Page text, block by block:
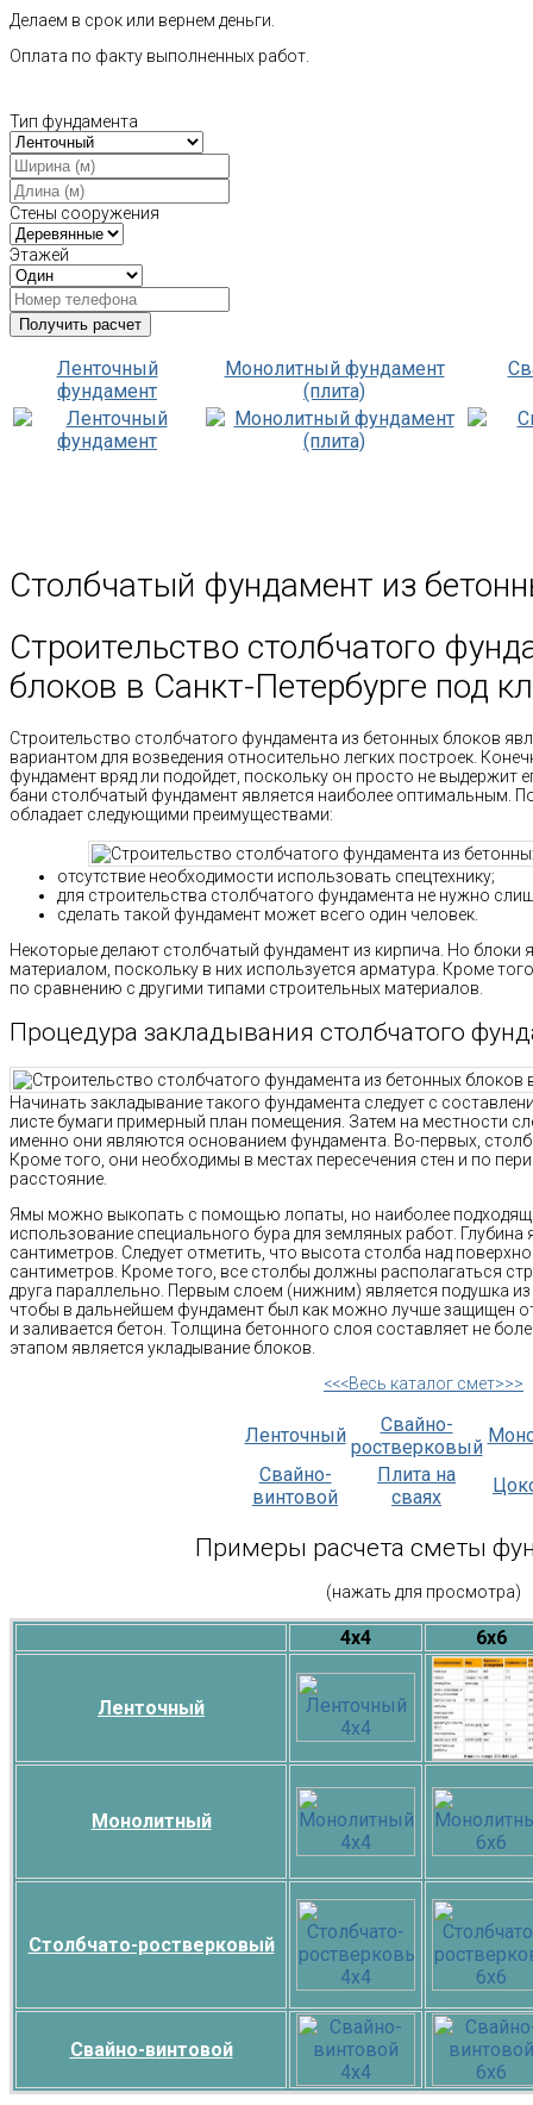
Делаем в срок или вернем деньги.
Оплата по факту выполненных работ.
Тип фундамента
Стены сооружения
Этажей
Ленточный
фундамент
Монолитный фундамент
(плита)
Столбчатый фундамент из
Строительство столбчатого
блоков в Санкт-Петербурге под
Строительство столбчатого фундамента из бетонных блоков
вариантом для возведения относительно легких построек.
фундамент вряд ли подойдет, поскольку он просто не выдержит
бани столбчатый фундамент является наиболее оптимальным.
обладает следующими преимуществами:
отсутствие необходимости использовать спецтехнику;
для строительства столбчатого фундамента не нужно
сделать такой фундамент может всего один человек.
Некоторые делают столбчатый фундамент из кирпича. Но блоки
материалом, поскольку в них используется арматура. Кроме
по сравнению с другими типами строительных материалов.
Процедура закладывания столбчатого
Начинать закладывание такого фундамента следует с
листе бумаги примерный план помещения. Затем на местности
именно они являются основанием фундамента. Во-первых,
Кроме того, они необходимы в местах пересечения стен и по
расстояние.
Ямы можно выкопать с помощью лопаты, но наиболее
использование специального бура для земляных работ. Глубина
сантиметров. Следует отметить, что высота столба над
сантиметров. Кроме того, все столбы должны располагаться
друга параллельно. Первым слоем (нижним) является подушка
чтобы в дальнейшем фундамент был как можно лучше защищен
и заливается бетон. Толщина бетонного слоя составляет не
этапом является укладывание блоков.
<<<Весь каталог смет>>>
Ленточный
Свайно-
ростверковый
Свайно-
винтовой
Плита на
сваях
Примеры расчета сметы
(нажать для просмотра)
4х4 6х6
Ленточный
Монолитный
Столбчато-ростверковый
Свайно-винтовой